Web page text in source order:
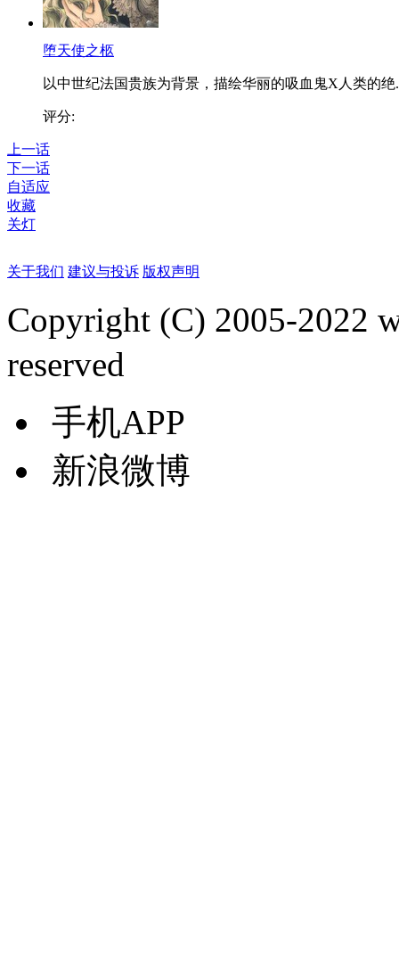
堕天使之柩
以中世纪法国贵族为背景，描绘华丽的吸血鬼X人类的绝
评分:
上一话
下一话
自适应
收藏
关灯
关于我们 建议与投诉 版权声明
Copyright (C) 2005-2022
reserved
手机APP
新浪微博